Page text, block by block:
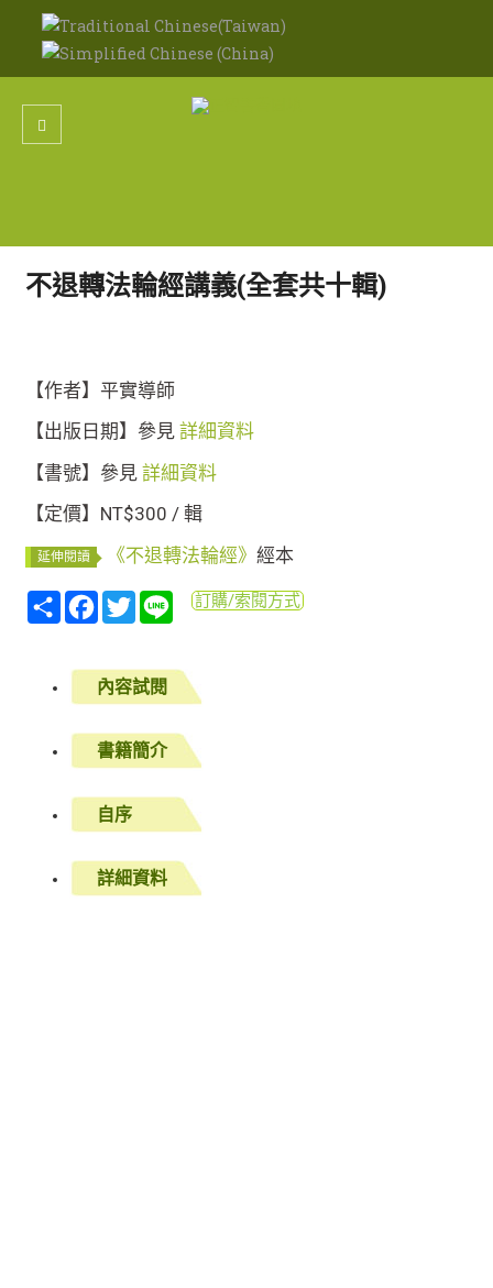
不退轉法輪經講義(全套共十輯)
【作者】平實導師
【出版日期】參見 詳細資料
【書號】參見 詳細資料
【定價】NT$300 / 輯
延伸閱讀 《不退轉法輪經》經本
分
享
Facebook
Twitter Line訂購/索閱方式
內容試閱
書籍簡介
自序
詳細資料